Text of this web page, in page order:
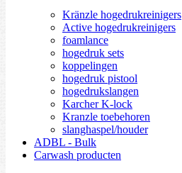
Kränzle hogedrukreinigers
Active hogedrukreinigers
foamlance
hogedruk sets
koppelingen
hogedruk pistool
hogedrukslangen
Karcher K-lock
Kranzle toebehoren
slanghaspel/houder
ADBL - Bulk
Carwash producten